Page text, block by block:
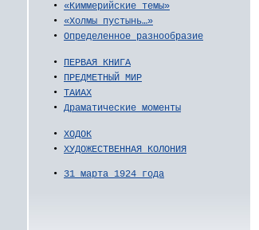
• «Киммерийские темы»
• «Холмы пустынь…»
• Определенное разнообразие
• ПЕРВАЯ КНИГА
• ПРЕДМЕТНЫЙ МИР
• ТАИАХ
• Драматические моменты
• ХОДОК
• ХУДОЖЕСТВЕННАЯ КОЛОНИЯ
• 31 марта 1924 года